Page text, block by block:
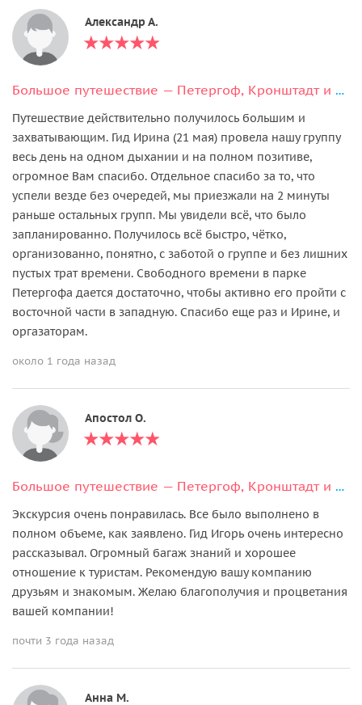
Александр А.
Большое путешествие — Петергоф, Кронштадт и форт Константин
Путешествие действительно получилось большим и
захватывающим. Гид Ирина (21 мая) провела нашу группу
весь день на одном дыхании и на полном позитиве,
огромное Вам спасибо. Отдельное спасибо за то, что
успели везде без очередей, мы приезжали на 2 минуты
раньше остальных групп. Мы увидели всё, что было
запланированно. Получилось всё быстро, чётко,
организованно, понятно, с заботой о группе и без лишних
пустых трат времени. Свободного времени в парке
Петергофа дается достаточно, чтобы активно его пройти с
восточной части в западную. Спасибо еще раз и Ирине, и
оргазаторам.
около 1 года назад
Апостол О.
Большое путешествие — Петергоф, Кронштадт и форт Константин
Экскурсия очень понравилась. Все было выполнено в
полном объеме, как заявлено. Гид Игорь очень интересно
рассказывал. Огромный багаж знаний и хорошее
отношение к туристам. Рекомендую вашу компанию
друзьям и знакомым. Желаю благополучия и процветания
вашей компании!
почти 3 года назад
Анна М.